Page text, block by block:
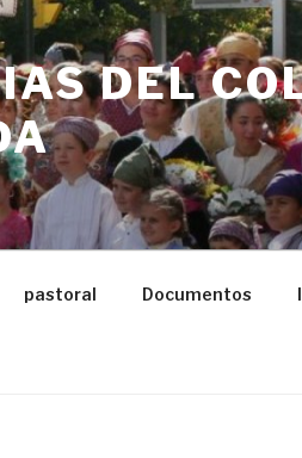
DEL
pastoral Documentos